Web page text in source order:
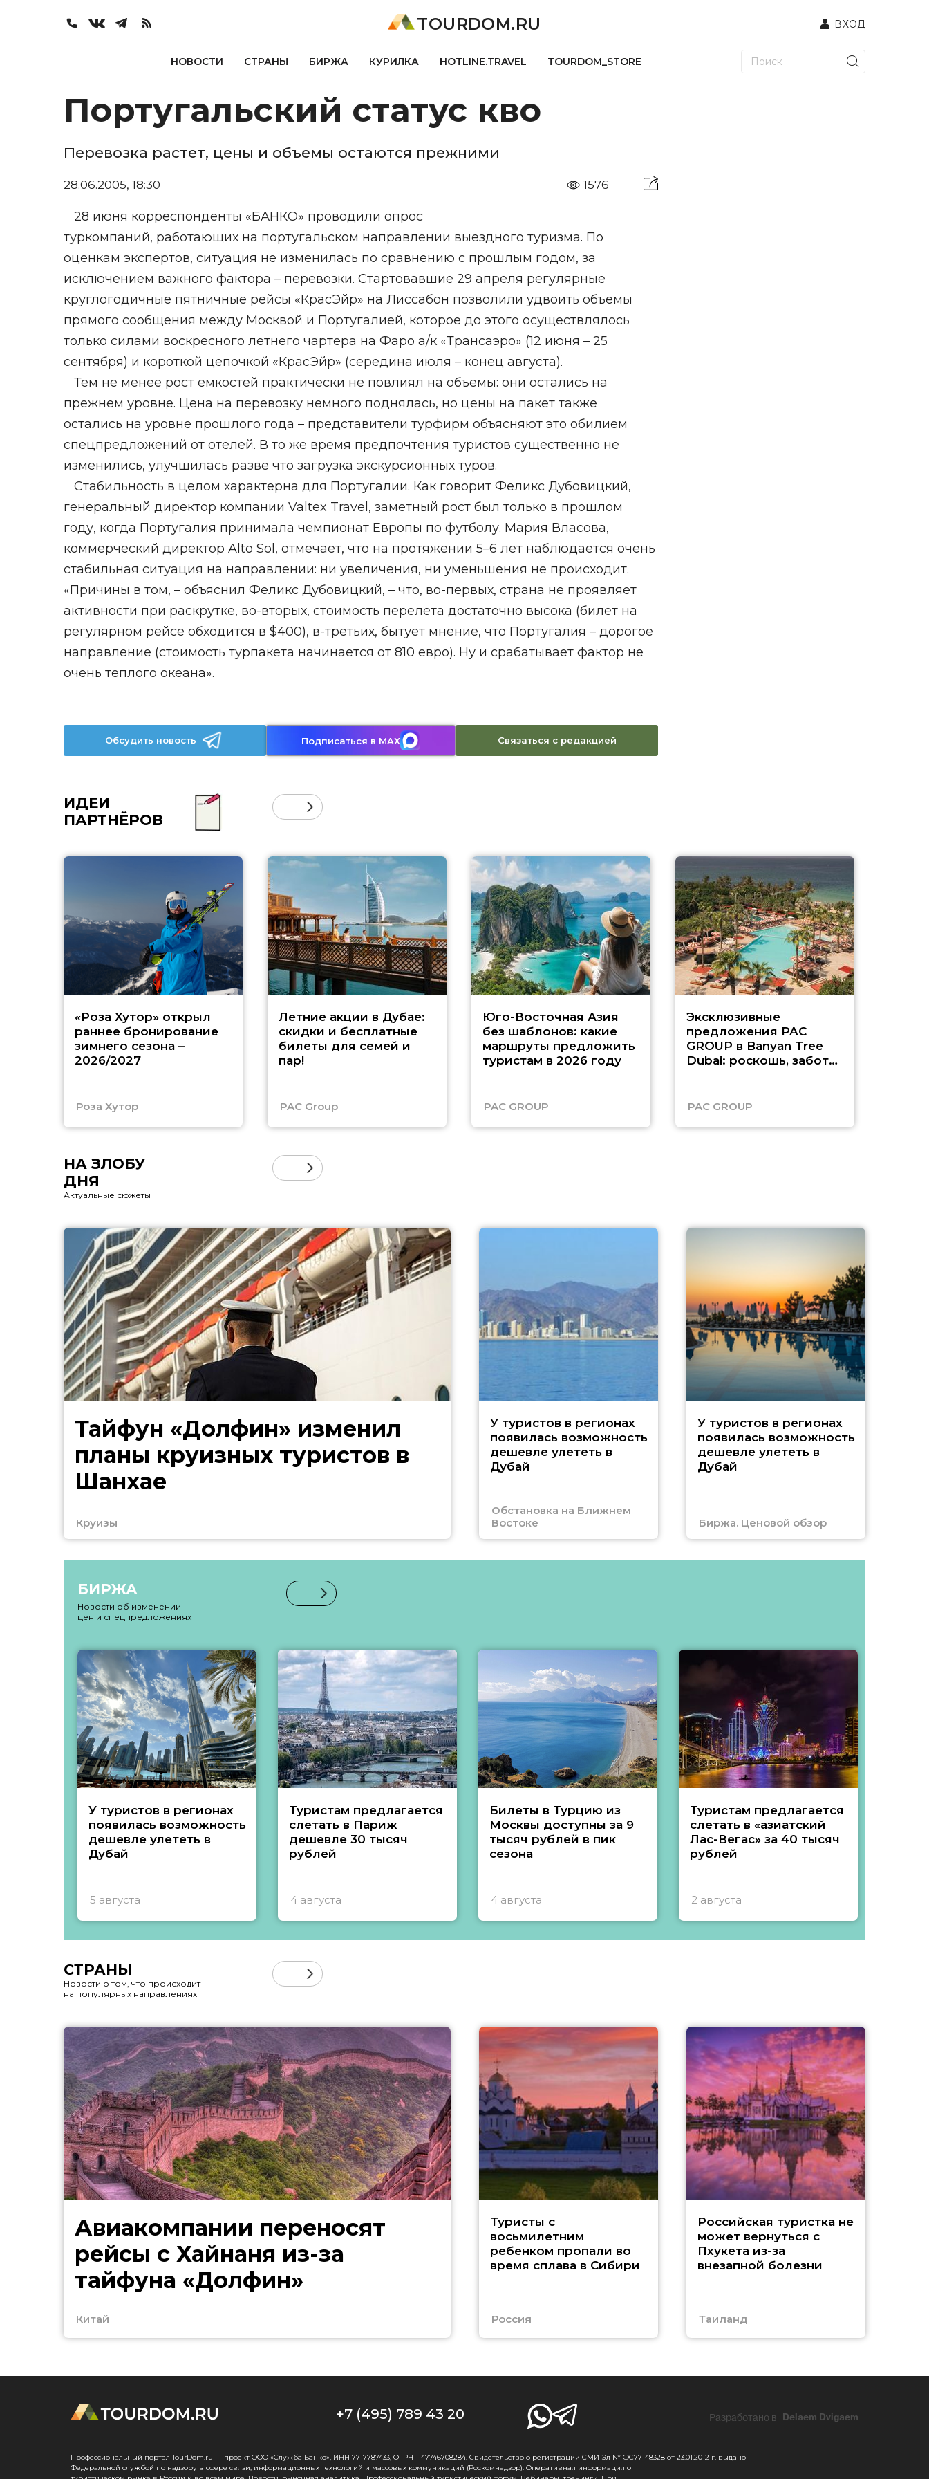
TOURDOM.RU ВХОД
НОВОСТИ СТРАНЫ БИРЖА КУРИЛКА HOTLINE.TRAVEL TOURDOM_STORE
Португальский статус кво
Перевозка растет, цены и объемы остаются прежними
28.06.2005, 18:30 1576
28 июня корреспонденты «БАНКО» проводили опрос
туркомпаний, работающих на португальском направлении выездного туризма. По
оценкам экспертов, ситуация не изменилась по сравнению с прошлым годом, за
исключением важного фактора – перевозки. Стартовавшие 29 апреля регулярные
круглогодичные пятничные рейсы «КрасЭйр» на Лиссабон позволили удвоить объемы
прямого сообщения между Москвой и Португалией, которое до этого осуществлялось
только силами воскресного летнего чартера на Фаро а/к «Трансаэро» (12 июня – 25
сентября) и короткой цепочкой «КрасЭйр» (середина июля – конец августа).
Тем не менее рост емкостей практически не повлиял на объемы: они остались на
прежнем уровне. Цена на перевозку немного поднялась, но цены на пакет также
остались на уровне прошлого года – представители турфирм объясняют это обилием
спецпредложений от отелей. В то же время предпочтения туристов существенно не
изменились, улучшилась разве что загрузка экскурсионных туров.
Стабильность в целом характерна для Португалии. Как говорит Феликс Дубовицкий,
генеральный директор компании Valtex Travel, заметный рост был только в прошлом
году, когда Португалия принимала чемпионат Европы по футболу. Мария Власова,
коммерческий директор Alto Sol, отмечает, что на протяжении 5–6 лет наблюдается очень
стабильная ситуация на направлении: ни увеличения, ни уменьшения не происходит.
«Причины в том, – объяснил Феликс Дубовицкий, – что, во-первых, страна не проявляет
активности при раскрутке, во-вторых, стоимость перелета достаточно высока (билет на
регулярном рейсе обходится в $400), в-третьих, бытует мнение, что Португалия – дорогое
направление (стоимость турпакета начинается от 810 евро). Ну и срабатывает фактор не
очень теплого океана».
Обсудить новость Подписаться в MAX Связаться с редакцией
ИДЕИ
ПАРТНЁРОВ
«Роза Хутор» открыл
раннее бронирование
зимнего сезона –
2026/2027
Роза Хутор
Летние акции в Дубае:
скидки и бесплатные
билеты для семей и
пар!
PAC Group
Юго-Восточная Азия
без шаблонов: какие
маршруты предложить
туристам в 2026 году
PAC GROUP
Эксклюзивные
предложения PAC
GROUP в Banyan Tree
Dubai: роскошь, забота
PAC GROUP
НА ЗЛОБУ
ДНЯ
Актуальные сюжеты
Тайфун «Долфин» изменил
планы круизных туристов в
Шанхае
Круизы
У туристов в регионах
появилась возможность
дешевле улететь в
Дубай
Обстановка на Ближнем
Востоке
У туристов в регионах
появилась возможность
дешевле улететь в
Дубай
Биржа. Ценовой обзор
БИРЖА
Новости об изменении
цен и спецпредложениях
У туристов в регионах
появилась возможность
дешевле улететь в
Дубай
5 августа
Туристам предлагается
слетать в Париж
дешевле 30 тысяч
рублей
4 августа
Билеты в Турцию из
Москвы доступны за 9
тысяч рублей в пик
сезона
4 августа
Туристам предлагается
слетать в «азиатский
Лас-Вегас» за 40 тысяч
рублей
2 августа
СТРАНЫ
Новости о том, что происходит
на популярных направлениях
Авиакомпании переносят
рейсы с Хайнаня из-за
тайфуна «Долфин»
Китай
Туристы с
восьмилетним
ребенком пропали во
время сплава в Сибири
Россия
Российская туристка не
может вернуться с
Пхукета из-за
внезапной болезни
Таиланд
+7 (495) 789 43 20 Разработано в Delaem Dvigaem
Профессиональный портал TourDom.ru — проект ООО «Служба Банко», ИНН 7717787433, ОГРН 1147746708284. Свидетельство о регистрации СМИ Эл № ФС77-48328 от 23.01.2012 г. выдано
Федеральной службой по надзору в сфере связи, информационных технологий и массовых коммуникаций (Роскомнадзор). Оперативная информация о